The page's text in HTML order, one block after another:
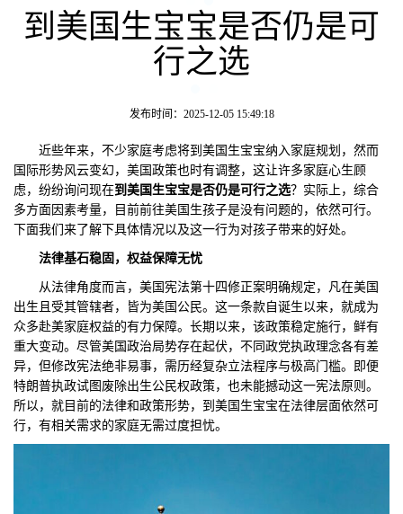
估
市
到美国生宝宝是否仍是可
行之选
发布时间：2025-12-05 15:49:18
近些年来，不少家庭考虑将到美国生宝宝纳入家庭规划，然而
国际形势风云变幻，美国政策也时有调整，这让许多家庭心生顾
虑，纷纷询问现在到美国生宝宝是否仍是可行之选？实际上，综合
多方面因素考量，目前前往美国生孩子是没有问题的，依然可行。
下面我们来了解下具体情况以及这一行为对孩子带来的好处。
法律基石稳固，权益保障无忧
从法律角度而言，美国宪法第十四修正案明确规定，凡在美国
出生且受其管辖者，皆为美国公民。这一条款自诞生以来，就成为
众多赴美家庭权益的有力保障。长期以来，该政策稳定施行，鲜有
重大变动。尽管美国政治局势存在起伏，不同政党执政理念各有差
异，但修改宪法绝非易事，需历经复杂立法程序与极高门槛。即便
特朗普执政试图废除出生公民权政策，也未能撼动这一宪法原则。
所以，就目前的法律和政策形势，到美国生宝宝在法律层面依然可
行，有相关需求的家庭无需过度担忧。